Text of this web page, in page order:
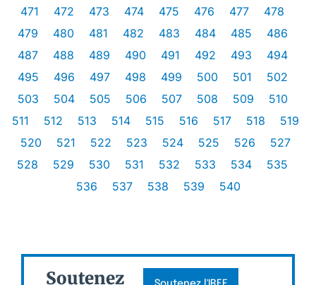
471
472 473 474 475 476 477
478
479
480 481 482 483 484 485
486
487
488 489 490 491 492 493
494
495
496 497 498 499 500 501
502
503
504 505 506 507 508 509
510
511
512 513 514 515 516 517 518
519
520
521 522 523 524 525 526
527
528
529 530 531 532 533 534
535
536
537 538 539 540
Soutenez